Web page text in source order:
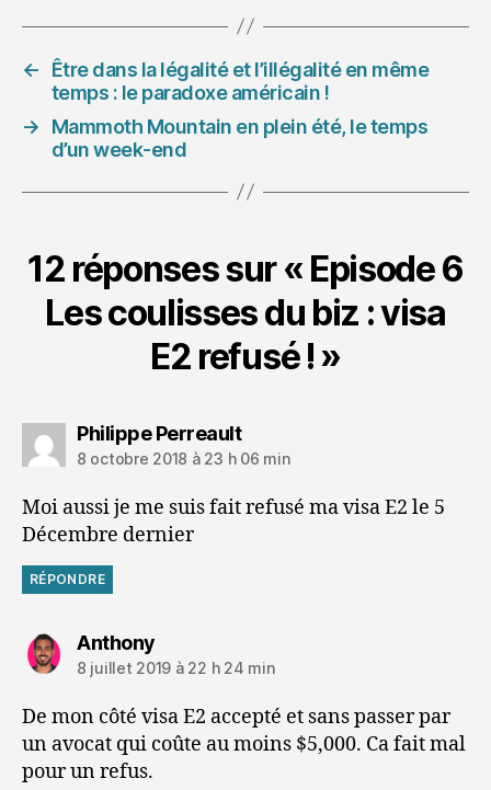
←
Être dans la légalité et l’illégalité en même
temps : le paradoxe américain !
→
Mammoth Mountain en plein été, le temps
d’un week-end
12 réponses sur « Episode 6
Les coulisses du biz : visa
E2 refusé ! »
Philippe Perreaultdit :
8 octobre 2018 à 23 h 06 min
Moi aussi je me suis fait refusé ma visa E2 le 5
Décembre dernier
RÉPONDRE
Anthonydit :
8 juillet 2019 à 22 h 24 min
De mon côté visa E2 accepté et sans passer par
un avocat qui coûte au moins $5,000. Ca fait mal
pour un refus.